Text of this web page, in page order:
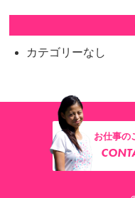
カテゴリーなし
お仕事の